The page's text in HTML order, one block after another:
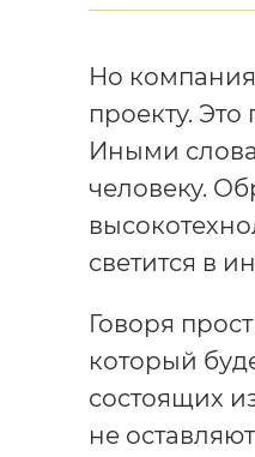
Но
проекту.
Иными
человеку.
светится в
Говоря
который
состоящих
не